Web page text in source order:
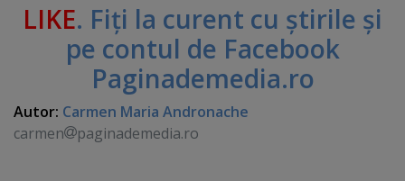
LIKE. Fiţi la curent cu ştirile şi
pe contul de Facebook
Paginademedia.ro
Autor: Carmen Maria Andronache
carmen
paginademedia.ro